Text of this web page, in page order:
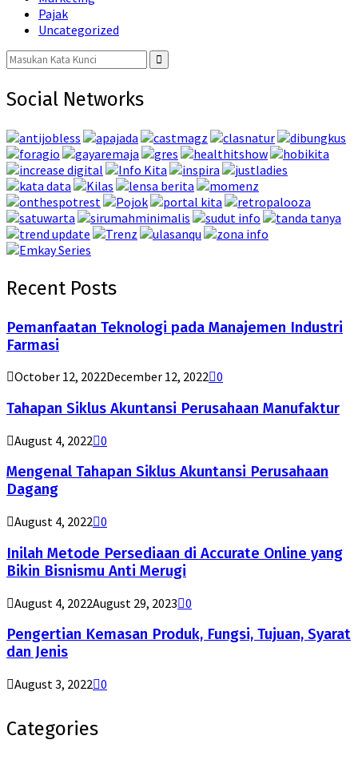
Pajak
Uncategorized
Search
for:
Search
Social Networks
Recent Posts
Pemanfaatan Teknologi pada Manajemen Industri
Farmasi
October 12, 2022December 12, 2022 0
Tahapan Siklus Akuntansi Perusahaan Manufaktur
August 4, 2022 0
Mengenal Tahapan Siklus Akuntansi Perusahaan
Dagang
August 4, 2022 0
Inilah Metode Persediaan di Accurate Online yang
Bikin Bisnismu Anti Merugi
August 4, 2022August 29, 2023 0
Pengertian Kemasan Produk, Fungsi, Tujuan, Syarat
dan Jenis
August 3, 2022 0
Categories